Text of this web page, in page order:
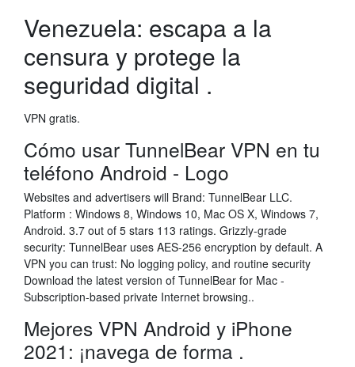
Venezuela: escapa a la
censura y protege la
seguridad digital .
VPN gratis.
Cómo usar TunnelBear VPN en tu
teléfono Android - Logo
Websites and advertisers will Brand: TunnelBear LLC.
Platform : Windows 8, Windows 10, Mac OS X, Windows 7,
Android. 3.7 out of 5 stars 113 ratings. Grizzly-grade
security: TunnelBear uses AES-256 encryption by default. A
VPN you can trust: No logging policy, and routine security
Download the latest version of TunnelBear for Mac -
Subscription-based private Internet browsing..
Mejores VPN Android y iPhone
2021: ¡navega de forma .